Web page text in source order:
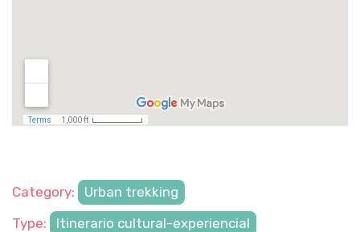
Category:
Urban trekking
Type:
Itinerario cultural-experiencial